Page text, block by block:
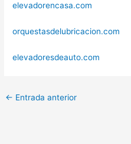
elevadorencasa.com
orquestasdelubricacion.com
elevadoresdeauto.com
← Entrada anterior